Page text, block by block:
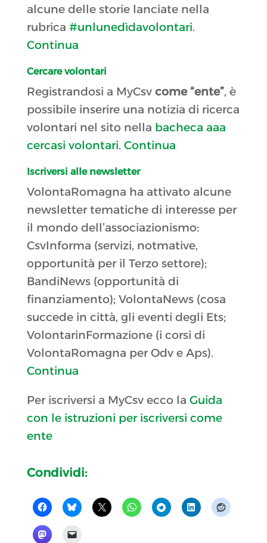
alcune delle storie lanciate nella
rubrica #unlunedìdavolontari.
Continua
Cercare volontari
Registrandosi a MyCsv come “ente”, è
possibile inserire una notizia di ricerca
volontari nel sito nella bacheca aaa
cercasi volontari. Continua
Iscriversi alle newsletter
VolontaRomagna ha attivato alcune
newsletter tematiche di interesse per
il mondo dell’associazionismo:
CsvInforma (servizi, notmative,
opportunità per il Terzo settore);
BandiNews (opportunità di
finanziamento); VolontaNews (cosa
succede in città, gli eventi degli Ets;
VolontarinFormazione (i corsi di
VolontaRomagna per Odv e Aps).
Continua
Per iscriversi a MyCsv ecco la Guida
con le istruzioni per iscriversi come
ente
Condividi: